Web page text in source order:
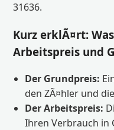
31636.
Kurz erklÃ¤rt:
Arbeitspreis und
Der Grundpreis:
den ZÃ¤hler und
Der Arbeitspreis:
Ihren Verbrauch in